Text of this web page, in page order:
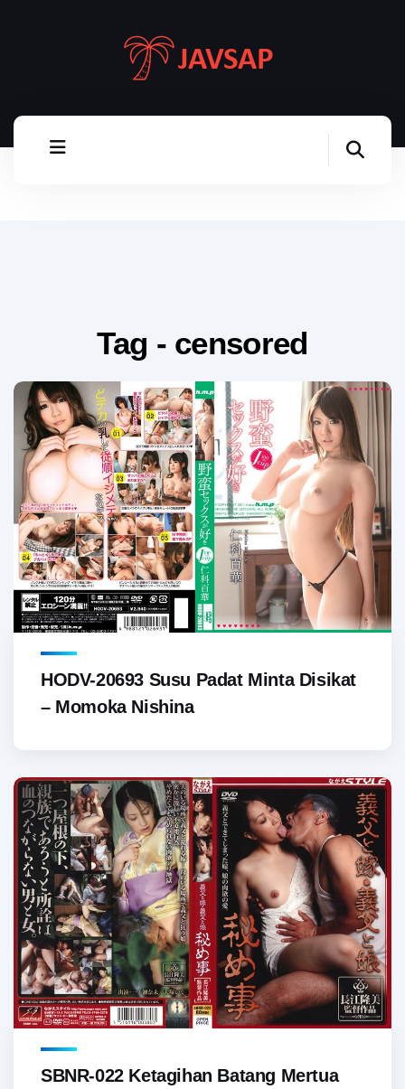
Tag - censored
HODV-20693 Susu Padat Minta Disikat
– Momoka Nishina
SBNR-022 Ketagihan Batang Mertua